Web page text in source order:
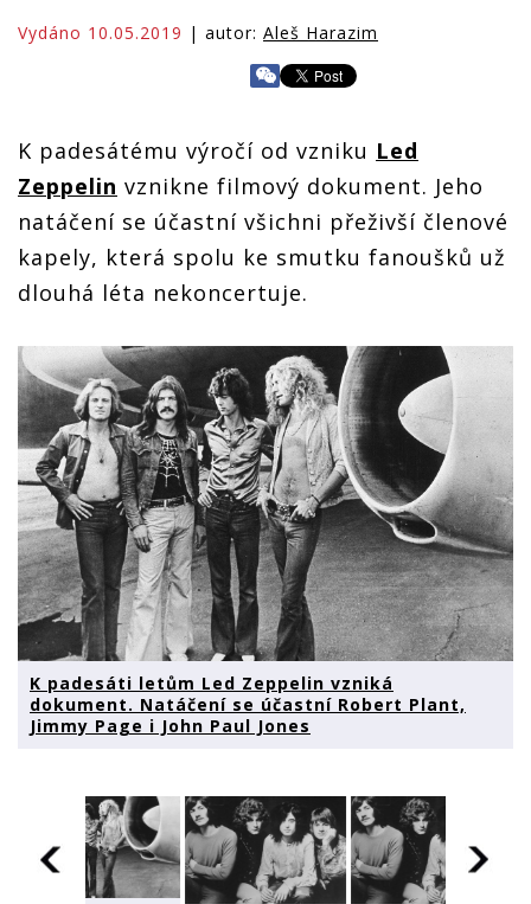
Vydáno 10.05.2019 | autor: Aleš Harazim
K padesátému výročí od vzniku Led
Zeppelin vznikne filmový dokument. Jeho
natáčení se účastní všichni přeživší členové
kapely, která spolu ke smutku fanoušků už
dlouhá léta nekoncertuje.
K padesáti letům Led Zeppelin vzniká
dokument. Natáčení se účastní Robert Plant,
Jimmy Page i John Paul Jones